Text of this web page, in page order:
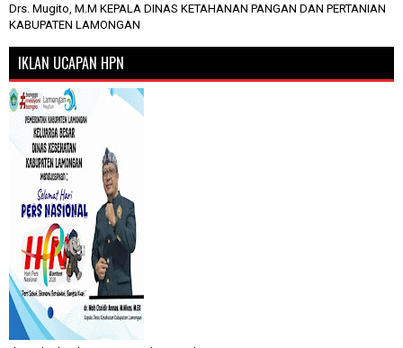
Drs. Mugito, M.M KEPALA DINAS KETAHANAN PANGAN DAN PERTANIAN
KABUPATEN LAMONGAN
IKLAN UCAPAN HPN